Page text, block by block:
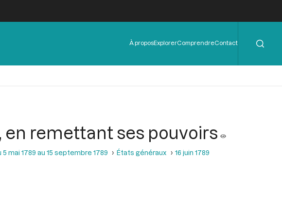
Menu
de
À proposExplorerComprendreContact
en remettant ses pouvoirs
mai 1789 au 15 septembre 1789 États généraux
16 juin 1789